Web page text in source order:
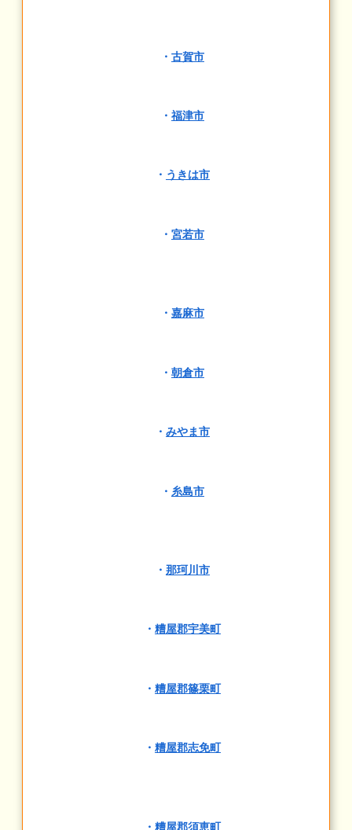
・ 古賀市
・ 福津市
・ うきは市
・ 宮若市
・ 嘉麻市
・ 朝倉市
・ みやま市
・ 糸島市
・ 那珂川市
・ 糟屋郡宇美町
・ 糟屋郡篠栗町
・ 糟屋郡志免町
・ 糟屋郡須恵町